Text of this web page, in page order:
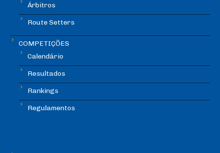
Árbitros
Route Setters
COMPETIÇÕES
Calendário
Resultados
Rankings
Regulamentos